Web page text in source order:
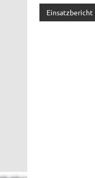
Einsatzbericht